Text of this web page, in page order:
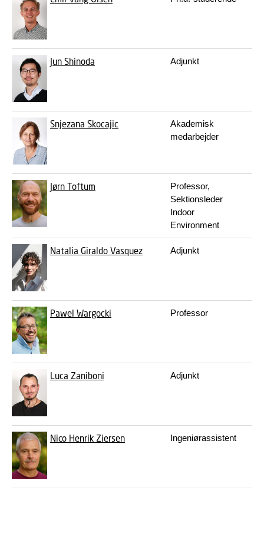
Jun Shinoda Adjunkt
Snjezana Skocajic
Akademisk
medarbejder
Jørn Toftum
Professor,
Sektionsleder
Indoor
Environment
Natalia Giraldo Vasquez Adjunkt
Pawel Wargocki Professor
Luca Zaniboni Adjunkt
Nico Henrik Ziersen Ingeniørassistent